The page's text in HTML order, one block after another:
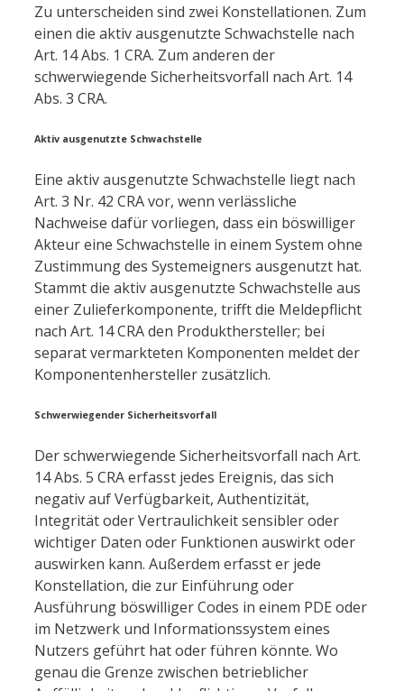
Zu unterscheiden sind zwei Konstellationen. Zum
einen die aktiv ausgenutzte Schwachstelle nach
Art. 14 Abs. 1 CRA. Zum anderen der
schwerwiegende Sicherheitsvorfall nach Art. 14
Abs. 3 CRA.
Aktiv ausgenutzte Schwachstelle
Eine aktiv ausgenutzte Schwachstelle liegt nach
Art. 3 Nr. 42 CRA vor, wenn verlässliche
Nachweise dafür vorliegen, dass ein böswilliger
Akteur eine Schwachstelle in einem System ohne
Zustimmung des Systemeigners ausgenutzt hat.
Stammt die aktiv ausgenutzte Schwachstelle aus
einer Zulieferkomponente, trifft die Meldepflicht
nach Art. 14 CRA den Produkthersteller; bei
separat vermarkteten Komponenten meldet der
Komponentenhersteller zusätzlich.
Schwerwiegender Sicherheitsvorfall
Der schwerwiegende Sicherheitsvorfall nach Art.
14 Abs. 5 CRA erfasst jedes Ereignis, das sich
negativ auf Verfügbarkeit, Authentizität,
Integrität oder Vertraulichkeit sensibler oder
wichtiger Daten oder Funktionen auswirkt oder
auswirken kann. Außerdem erfasst er jede
Konstellation, die zur Einführung oder
Ausführung böswilliger Codes in einem PDE oder
im Netzwerk und Informationssystem eines
Nutzers geführt hat oder führen könnte. Wo
genau die Grenze zwischen betrieblicher